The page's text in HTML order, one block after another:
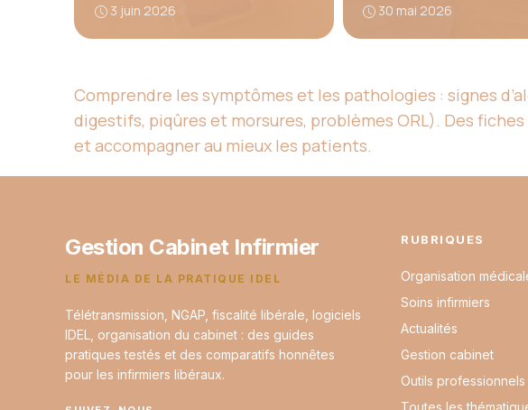
3 juin 2026 30 mai 2026
Comprendre les symptômes et les pathologies : signes
digestifs, piqûres et morsures, problèmes ORL). Des
et accompagner au mieux les patients.
Gestion Cabinet Infirmier
LE MÉDIA DE LA PRATIQUE IDEL
Télétransmission, NGAP, fiscalité libérale, logiciels
IDEL, organisation du cabinet : des guides
pratiques testés et des comparatifs honnêtes
pour les infirmiers libéraux.
RUBRIQUES
Organisation
Soins infirmiers
Actualités
Gestion cabinet
Outils professionnels
Toutes les